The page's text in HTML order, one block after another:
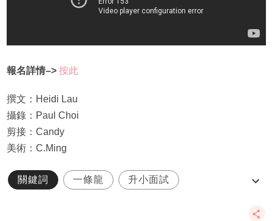
報名詳情–> 按此
撰文：Heidi Lau
攝錄：Paul Choi
剪接：Candy
美術：C.Ming
關鍵詞 一條龍 升小面試